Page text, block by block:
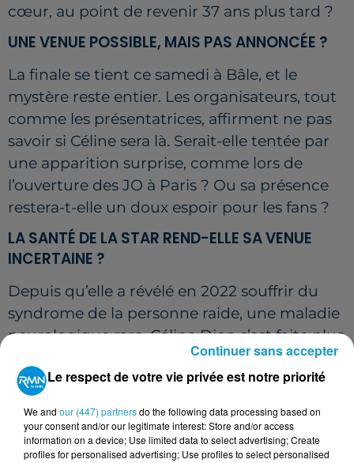
cœur, au point de revenir 37 ans plus tard ?
UNE VENUE POSSIBLE, MAIS PAS ANNONCÉE ?
La finale se tient ce samedi à Bâle, et le
mystère reste entier. Les organisateurs, tout
comme les présentatrices, affirment ne pas
savoir si Céline sera là. Serait-elle tentée par
une apparition surprise, comme lors de
l’ouverture des JO à Paris ? Ou sa présence
restera-t-elle un doux espoir pour les fans ?
LA SANTÉ DE LA STAR REND-ELLE SA VENUE
INCERTAINE ?
Depuis qu’elle a révélé en 2022 souffrir du
syndrome de la personne raide, une maladie
neurologique rare, Céline Dion s’est faite plus
discrète. Ses tournées ont été annulées.
Peut-elle faire une exception pour cette
scène si symbolique ? Ou son état actuel la
retient-il loin des projecteurs ?
UN MESSAGE VIDÉO COMME SEULE APPARITION
Le respect de votre vie privée est notre priorité
We and our (447) partnersdo the following data processing based on
your consent and/or our legitimate interest: Store and/or access
information on a device; Use limited data to select advertising; Create
profiles for personalised advertising; Use profiles to select personalised
Continuer sans accepter